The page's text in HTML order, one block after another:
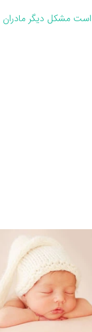
مشكل دیگر مادران